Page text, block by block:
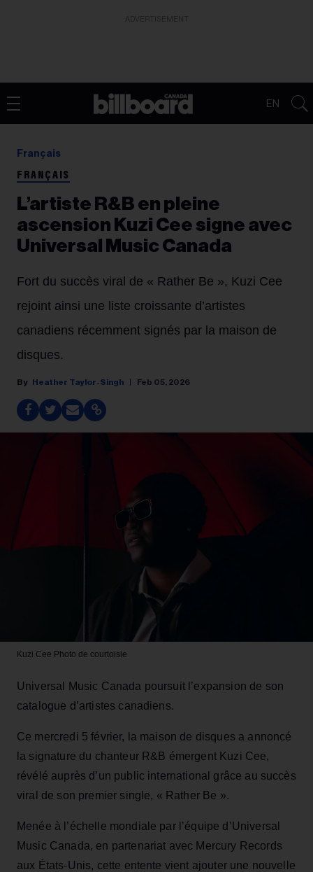
EN
Français
FRANÇAIS
L’artiste R&B en pleine
ascension Kuzi Cee signe avec
Universal Music Canada
Fort du succès viral de « Rather Be », Kuzi Cee
rejoint ainsi une liste croissante d’artistes
canadiens récemment signés par la maison de
disques.
Heather Taylor-Singh Feb 05, 2026
Kuzi Cee Photo de courtoisie
Universal Music Canada poursuit l’expansion de son
catalogue d’artistes canadiens.
Ce mercredi 5 février, la maison de disques a annoncé
la signature du chanteur R&B émergent Kuzi Cee,
révélé auprès d’un public international grâce au succès
viral de son premier single, « Rather Be ».
Menée à l’échelle mondiale par l’équipe d’Universal
Music Canada, en partenariat avec Mercury Records
aux États-Unis, cette entente vient ajouter une nouvelle